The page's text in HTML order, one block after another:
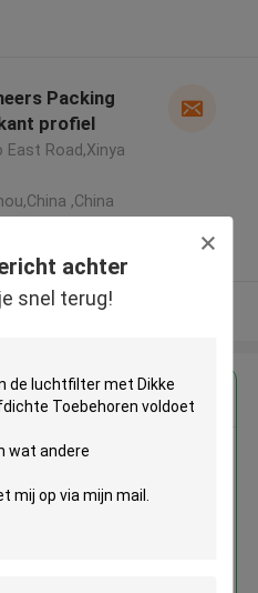
achter
snel terug!
Packing
profiel
East Road,Xinya
,China
meer
prijs voor
van de
met Dikke